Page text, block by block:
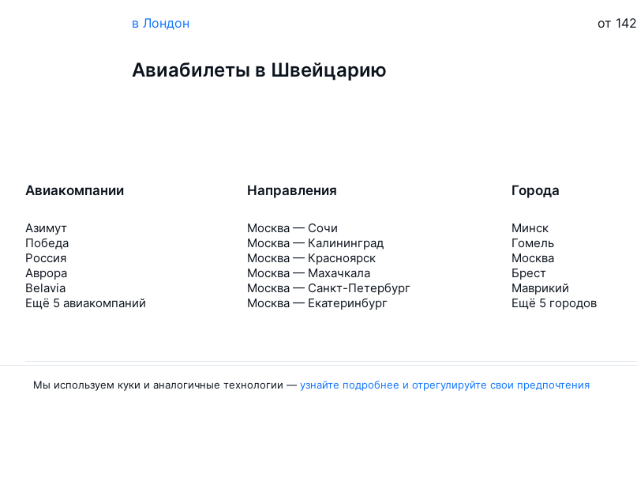
в Лондон от 142
Авиабилеты в Швейцарию
Авиакомпании
Азимут
Победа
Россия
Аврора
Belavia
Ещё 5 авиакомпаний
Направления
Москва — Сочи
Москва — Калининград
Москва — Красноярск
Москва — Махачкала
Москва — Санкт-Петербург
Москва — Екатеринбург
Города
Минск
Гомель
Москва
Брест
Маврикий
Ещё 5 городов
Мы используем куки и аналогичные технологии — узнайте подробнее и отрегулируйте свои предпочтения